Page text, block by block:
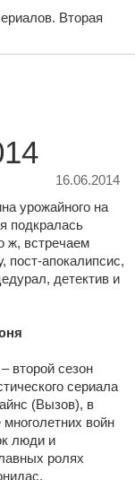
Вторая
16.06.2014
урожайного на
подкралась
ж, встречаем
пост-апокалипсис,
детектив и
второй сезон
сериала
(Вызов), в
войн
люди и
ролях
.